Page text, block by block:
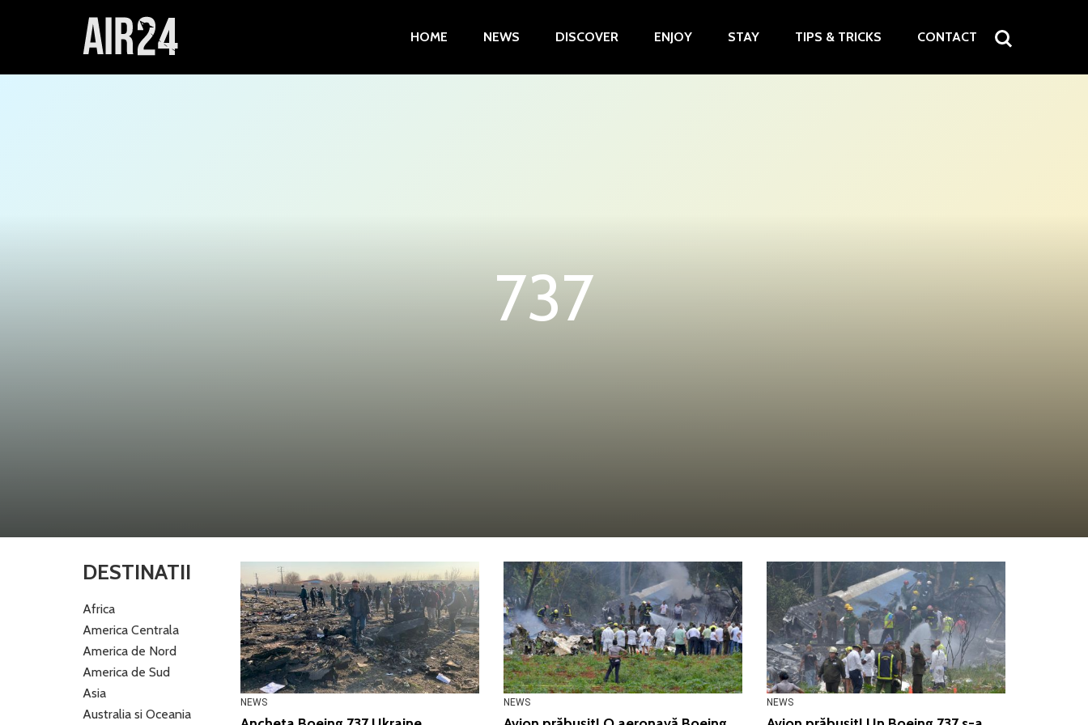
HOME NEWS DISCOVER ENJOY STAY TIPS & TRICKS CONTACT
737
DESTINATII
Africa
America Centrala
America de Nord
America de Sud
Asia
Australia si Oceania
NEWS NEWS NEWS